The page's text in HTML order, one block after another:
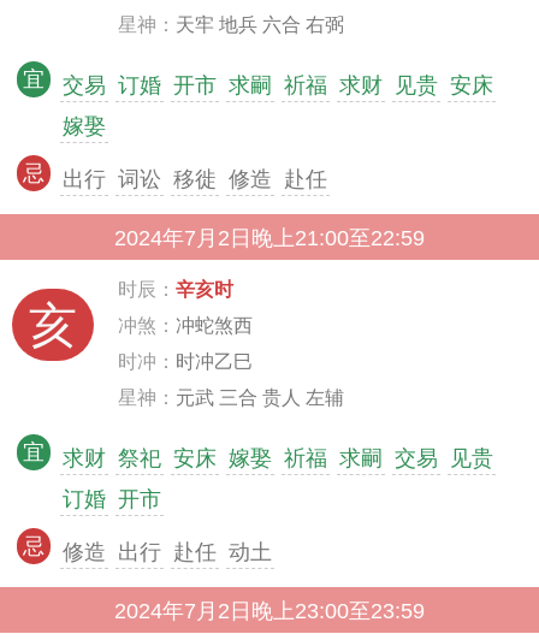
星神： 天牢 地兵 六合 右弼
宜 交易 订婚 开市 求嗣 祈福 求财 见贵 安床
嫁娶
忌 出行 词讼 移徙 修造 赴任
2024年7月2日晚上21:00至22:59
亥
时辰： 辛亥时
冲煞： 冲蛇煞西
时冲： 时冲乙巳
星神： 元武 三合 贵人 左辅
宜 求财 祭祀 安床 嫁娶 祈福 求嗣 交易
见贵
订婚 开市
忌 修造 出行 赴任 动土
2024年7月2日晚上23:00至23:59